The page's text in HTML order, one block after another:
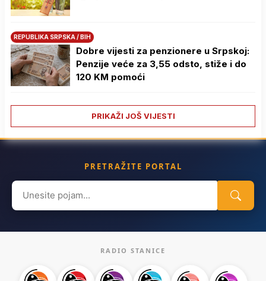
REPUBLIKA SRPSKA / BIH
Dobre vijesti za penzionere u Srpskoj:
Penzije veće za 3,55 odsto, stiže i do
120 KM pomoći
PRIKAŽI JOŠ VIJESTI
PRETRAŽITE PORTAL
Search
for:
RADIO STANICE